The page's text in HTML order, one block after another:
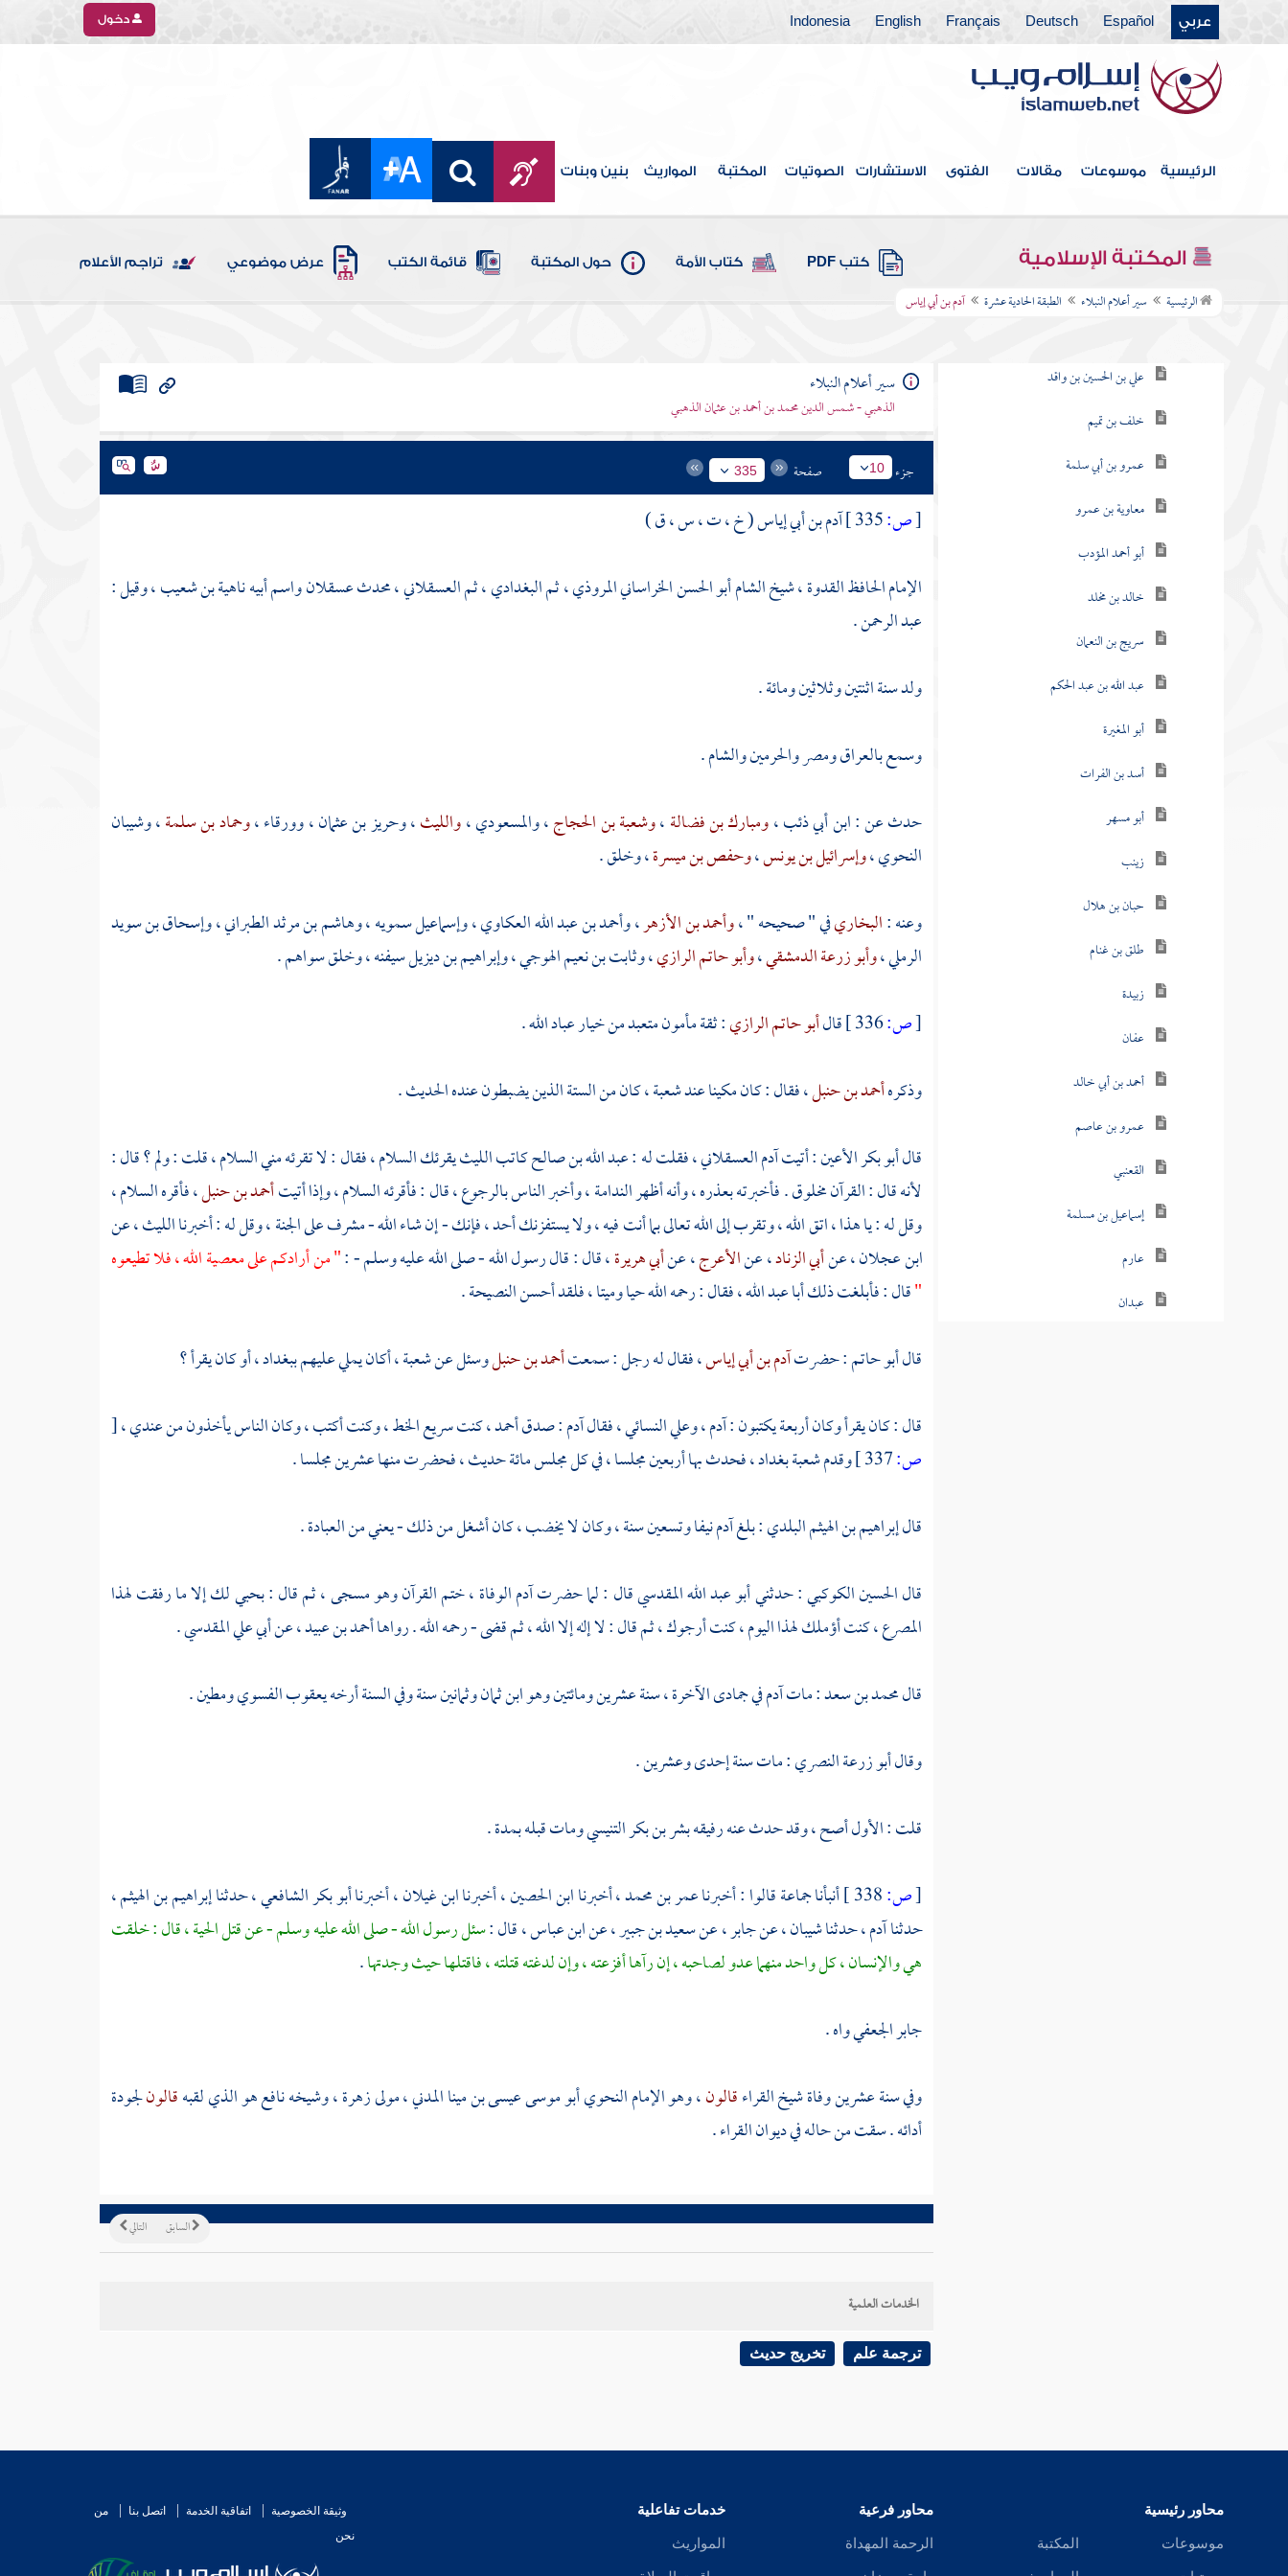
عربي Español
Deutsch
Français
English
Indonesia دخول
الرئيسية موسوعات مقالات الفتوى الاستشارات الصوتيات المكتبة المواريث بنين وبنات
المكتبة الإسلامية كتب PDF كتاب الأمة حول المكتبة قائمة الكتب عرض موضوعي تراجم الأعلام
الرئيسية سير أعلام النبلاء الطبقة الحادية عشرة آدم بن أبي إياس
الطبقة الرابعة
الطبقة الخامسة
الطبقة السادسة
الطبقة السابعة
الطبقة التاسعة
الطبقة العاشرة
الطبقة الحادية عشرة
علي بن الحسين بن واقد
خلف بن تميم
عمرو بن أبي سلمة
معاوية بن عمرو
أبو أحمد المؤدب
خالد بن مخلد
سريج بن النعمان
عبد الله بن عبد الحكم
أبو المغيرة
أسد بن الفرات
أبو مسهر
زينب
حبان بن هلال
طلق بن غنام
زبيدة
عفان
أحمد بن أبي خالد
عمرو بن عاصم
القعنبي
إسماعيل بن مسلمة
عارم
عبدان
عبد الله بن نافع الزبيري
عبد الله بن رجاء
سير أعلام النبلاء
الذهبي - شمس الدين محمد بن أحمد بن عثمان الذهبي
جزء 10 صفحة 335
[ص:
آدم بن أبي إياس ( خ ، ت ، س ، ق )
الإمام الحافظ القدوة ، شيخ الشام أبو الحسن الخراساني المروذي ، ثم البغدادي ، ثم العسقلاني ، محدثعسقلانواسم أبيه ناهية بن شعيب ، وقيل :
عبد الرحمن .
ولد سنة اثنتين وثلاثين ومائة .
وسمعبالعراقومصروالحرمينوالشام.
حدث عن :ابن أبي ذئب،ومبارك بن فضالة،وشعبة بن الحجاج،والمسعودي،والليث،وحريز بن عثمان،وورقاء،وحماد بن سلمة،وشيبان
النحوي،وإسرائيل بن يونس،وحفص بن ميسرة، وخلق .
وعنه :البخاريفي " صحيحه " ،وأحمد بن الأزهر،وأحمد بن عبد الله العكاوي،وإسماعيل سمويه،وهاشم بن مرثد الطبراني،وإسحاق بن سويد
الرملي،وأبو زرعة الدمشقي،وأبو حاتم الرازي،وثابت بن نعيم الهوجي،وإبراهيم بن ديزيل سيفنه، وخلق سواهم .
[ص: قالأبو حاتم الرازي: ثقة مأمون متعبد من خيار عباد الله .
وذكرهأحمد بن حنبل، فقال : كان مكينا عندشعبة، كان من الستة الذين يضبطون عنده الحديث .
قالأبو بكر الأعين: أتيتآدم العسقلاني، فقلت له :عبد الله بن صالحكاتبالليثيقرئك السلام ، فقال : لا تقرئه مني السلام ، قلت : ولم ؟ قال :
لأنه قال : القرآن مخلوق . فأخبرته بعذره ، وأنه أظهر الندامة ، وأخبر الناس بالرجوع ، قال : فأقرئه السلام ، وإذا أتيتأحمد بن حنبل، فأقره السلام ،
وقل له : يا هذا ، اتق الله ، وتقرب إلى الله تعالى بما أنت فيه ، ولا يستفزنك أحد ، فإنك - إن شاء الله - مشرف على الجنة ، وقل له : أخبرناالليث، عن
ابن عجلان، عنأبي الزناد، عنالأعرج، عنأبي هريرة، قال : قال رسول الله - صلى الله عليه وسلم - :" من أرادكم على معصية الله ، فلا تطيعوه
"قال : فأبلغت ذلكأبا عبد الله، فقال : رحمه الله حيا وميتا ، فلقد أحسن النصيحة .
قالأبو حاتم: حضرتآدم بن أبي إياس، فقال له رجل : سمعتأحمد بن حنبلوسئل عنشعبة، أكان يملي عليهمببغداد، أو كان يقرأ ؟
قال : كان يقرأ وكان أربعة يكتبون :آدم،وعلي النسائي، فقالآدم: صدقأحمد، كنت سريع الخط ، وكنت أكتب ، وكان الناس يأخذون من عندي ،[
ص:
وقدمشعبةبغداد، فحدث بها أربعين مجلسا ، في كل مجلس مائة حديث ، فحضرت منها عشرين مجلسا .
قالإبراهيم بن الهيثم البلدي: بلغآدمنيفا وتسعين سنة ، وكان لا يخضب ، كان أشغل من ذلك - يعني من العبادة .
قالالحسين الكوكبي: حدثنيأبو عبد الله المقدسيقال : لما حضرتآدمالوفاة ، ختم القرآن وهو مسجى ، ثم قال : بحبي لك إلا ما رفقت لهذا
المصرع ، كنت أؤملك لهذا اليوم ، كنت أرجوك ، ثم قال : لا إله إلا الله ، ثم قضى - رحمه الله . رواهاأحمد بن عبيد، عنأبي علي المقدسي.
قالمحمد بن سعد: ماتآدمفي جمادى الآخرة ، سنة عشرين ومائتين وهو ابن ثمان وثمانين سنة وفي السنة أرخهيعقوب الفسويومطين .
وقالأبو زرعة النصري: مات سنة إحدى وعشرين .
قلت : الأول أصح ، وقد حدث عنه رفيقهبشر بن بكر التنيسيومات قبله بمدة .
[ص: أنبأنا جماعة قالوا : أخبرناعمر بن محمد، أخبرناابن الحصين، أخبرناابن غيلان، أخبرناأبو بكر الشافعي، حدثناإبراهيم بن الهيثم،
حدثناآدم، حدثناشيبان، عنجابر ،عنسعيد بن جبير، عنابن عباس، قال :سئل رسول الله - صلى الله عليه وسلم - عن قتل الحية ، قال : خلقت
هي والإنسان ، كل واحد منهما عدو لصاحبه ، إن رآها أفزعته ، وإن لدغته قتلته ، فاقتلها حيث وجدتها.
جابر الجعفيواه .
وفي سنة عشرين وفاة شيخ القراءقالون، وهو الإمام النحويأبو موسى عيسى بن مينا المدني، مولىزهرة، وشيخهنافعهو الذي لقبهقالونلجودة
أدائه . سقت من حاله في ديوان القراء .
التالي السابق
الخدمات العلمية
ترجمة علم تخريج حديث
محاور رئيسية
موسوعات المكتبة
محاور فرعية
الرحمة المهداة
خدمات تفاعلية
المواريث
وثيقة الخصوصية اتفاقية الخدمة اتصل بنا
من
نحن